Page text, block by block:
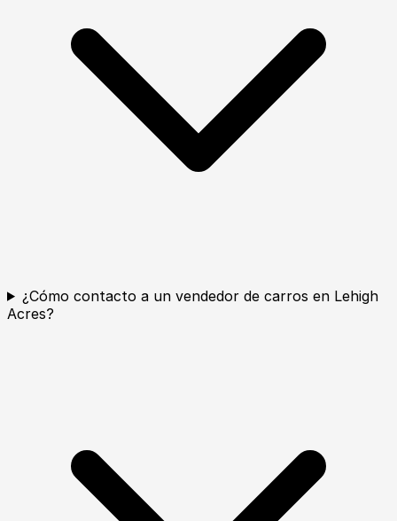
¿Cómo contacto a un vendedor de carros en Lehigh
Acres?